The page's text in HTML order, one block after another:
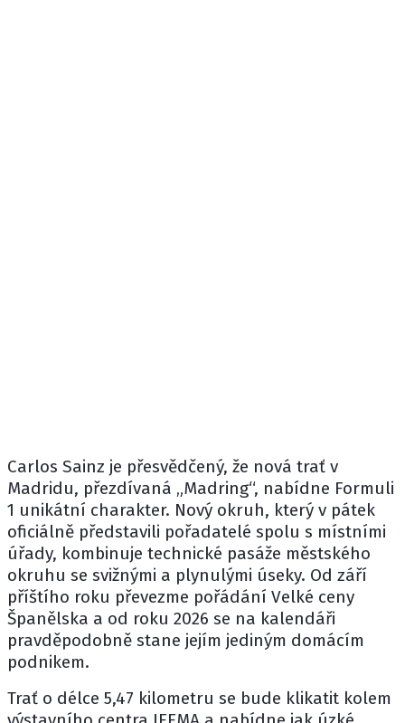
Carlos Sainz je přesvědčený, že nová trať v
Madridu, přezdívaná „Madring“, nabídne Formuli
1 unikátní charakter. Nový okruh, který v pátek
oficiálně představili pořadatelé spolu s místními
úřady, kombinuje technické pasáže městského
okruhu se svižnými a plynulými úseky. Od září
příštího roku převezme pořádání Velké ceny
Španělska a od roku 2026 se na kalendáři
pravděpodobně stane jejím jediným domácím
podnikem.
Trať o délce 5,47 kilometru se bude klikatit kolem